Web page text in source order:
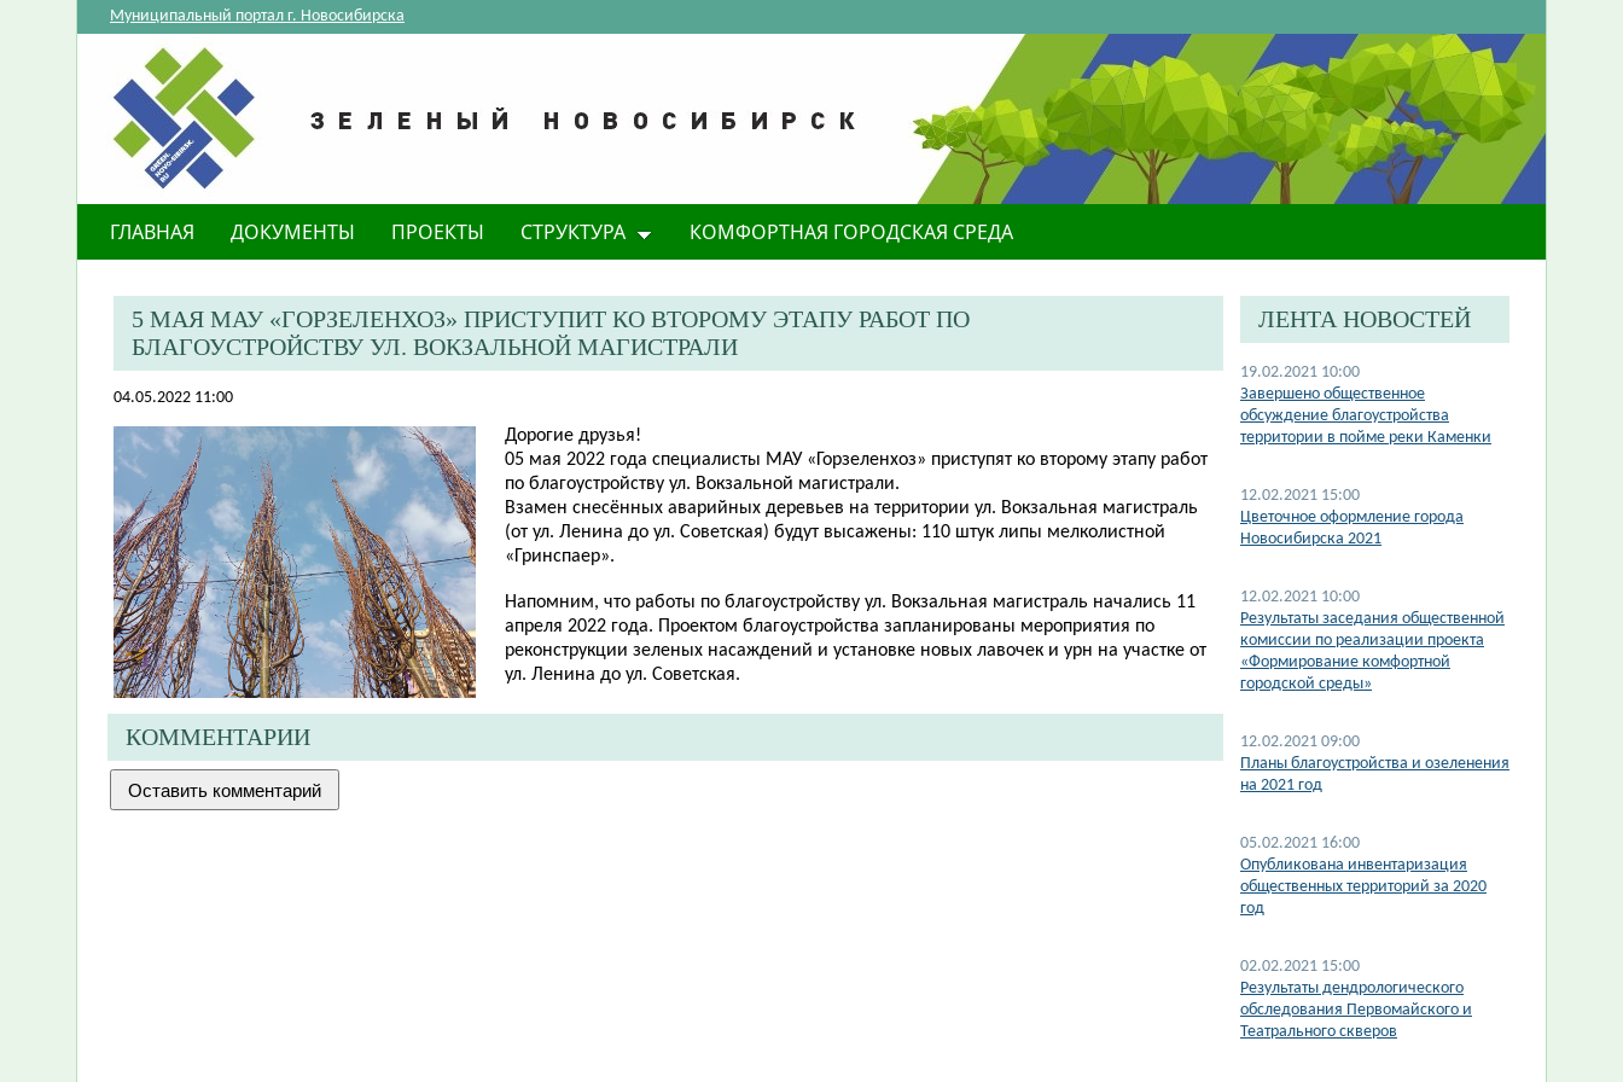
Муниципальный портал г. Новосибирска
ГЛАВНАЯ ДОКУМЕНТЫ ПРОЕКТЫ СТРУКТУРА КОМФОРТНАЯ ГОРОДСКАЯ СРЕДА
5 МАЯ МАУ «ГОРЗЕЛЕНХОЗ» ПРИСТУПИТ КО ВТОРОМУ ЭТАПУ РАБОТ ПО
БЛАГОУСТРОЙСТВУ УЛ. ВОКЗАЛЬНОЙ МАГИСТРАЛИ
04.05.2022 11:00
Дорогие друзья!
05 мая 2022 года специалисты МАУ «Горзеленхоз» приступят ко второму этапу работ
по благоустройству ул. Вокзальной магистрали.
Взамен снесённых аварийных деревьев на территории ул. Вокзальная магистраль
(от ул. Ленина до ул. Советская) будут высажены: 110 штук липы мелколистной
«Гринспаер».
Напомним, что работы по благоустройству ул. Вокзальная магистраль начались 11
апреля 2022 года. Проектом благоустройства запланированы мероприятия по
реконструкции зеленых насаждений и установке новых лавочек и урн на участке от
ул. Ленина до ул. Советская.
КОММЕНТАРИИ
ЛЕНТА НОВОСТЕЙ
19.02.2021 10:00
Завершено общественное
обсуждение благоустройства
территории в пойме реки Каменки
12.02.2021 15:00
Цветочное оформление города
Новосибирска 2021
12.02.2021 10:00
Результаты заседания общественной
комиссии по реализации проекта
«Формирование комфортной
городской среды»
12.02.2021 09:00
Планы благоустройства и озеленения
на 2021 год
05.02.2021 16:00
Опубликована инвентаризация
общественных территорий за 2020
год
02.02.2021 15:00
Результаты дендрологического
обследования Первомайского и
Театрального скверов